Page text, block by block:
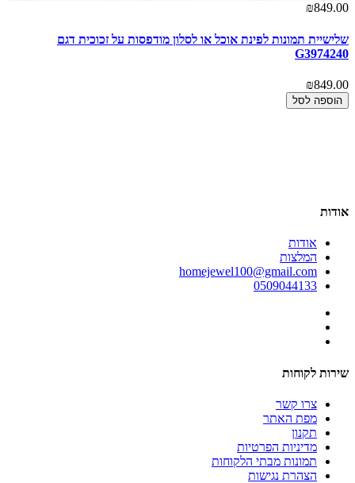
₪849.00
שלישיית תמונות לפינת אוכל או לסלון מודפסות על זכוכית דגם
G3974240
₪849.00
הוספה לסל
אודות
אודות
המלצות
homejewel100@gmail.com
0509044133
שירות לקוחות
צרו קשר
מפת האתר
תקנון
מדיניות הפרטיות
תמונות מבתי הלקוחות
הצהרת נגישות